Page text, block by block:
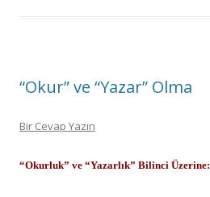
“Okur” ve “Yazar” Olma
Bir Cevap Yazın
“Okurluk” ve “Yazarlık” Bilinci Üzerine: